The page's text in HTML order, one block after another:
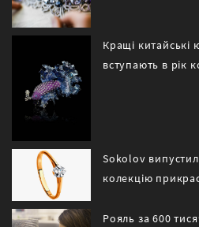
Кращі китайські
вступають в рік
Sokolov
колекцію
Рояль за 600